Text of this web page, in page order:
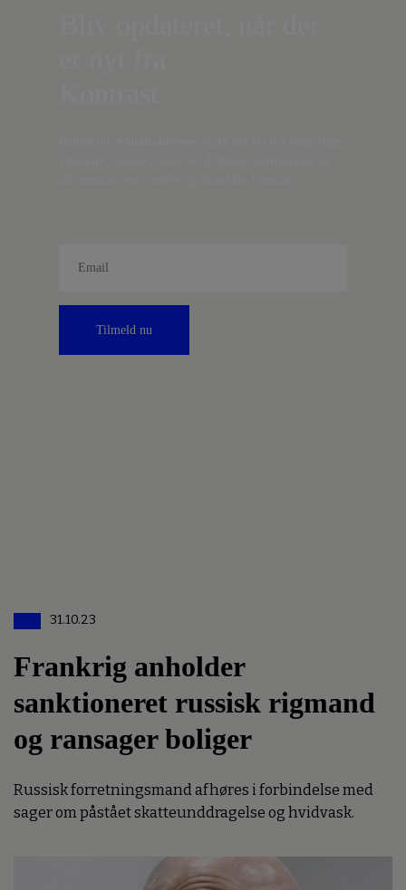
Tilmeld nu
31.10.23
Frankrig anholder
sanktioneret russisk rigmand
og ransager boliger
Russisk forretningsmand afhøres i forbindelse med
sager om påstået skatteunddragelse og hvidvask.